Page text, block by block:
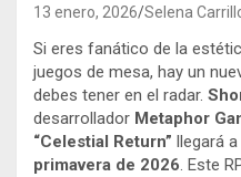
13 enero, 2026 Selena
Si eres fanático de la
juegos de mesa, hay un
debes tener en el radar.
desarrollador Metaphor
“Celestial Return” llegará
primavera de 2026. Este